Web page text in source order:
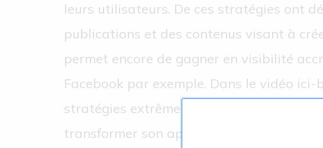
leurs utilisateurs. De ces stratégies ont
publications et des contenus visant à
permet encore de gagner en visibilité
Facebook par exemple. Dans le vidéo
stratégies extrêmement poussées comme
transformer son approche d’excellence